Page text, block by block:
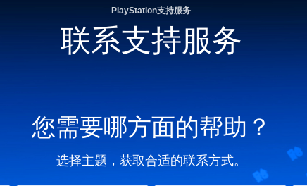
PlayStation支持服务
联系支持服务
您需要哪方面的帮助？
选择主题，获取合适的联系方式。